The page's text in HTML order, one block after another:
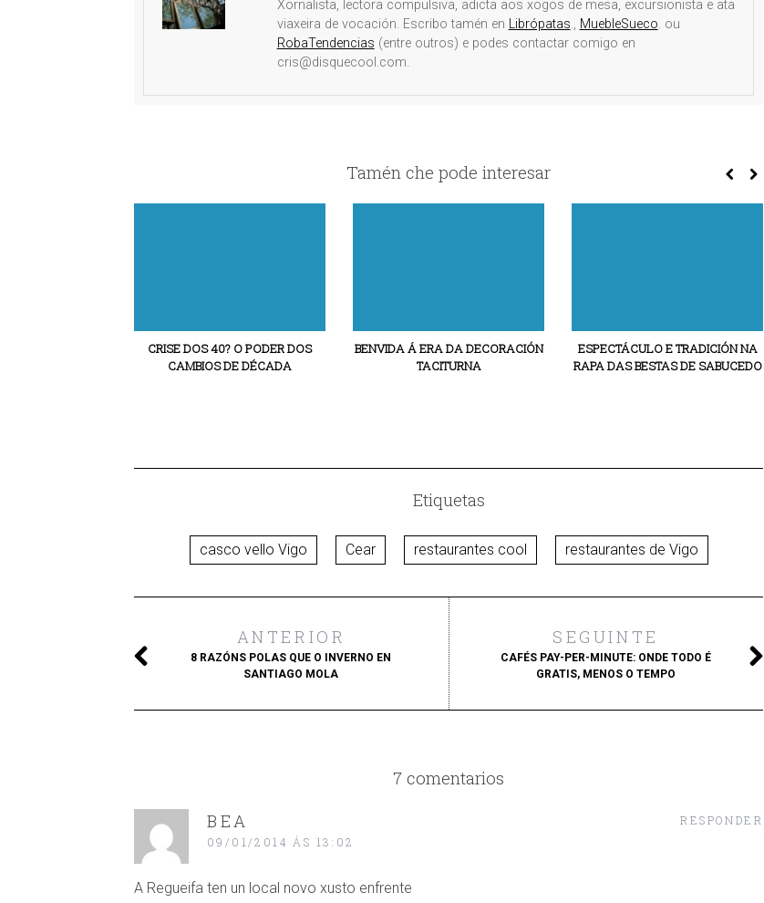
Xornalista, lectora compulsiva, adicta aos xogos de mesa, excursionista e ata
viaxeira de vocación. Escribo tamén en Librópatas., MuebleSueco. ou
RobaTendencias (entre outros) e podes contactar comigo en
cris@disquecool.com.
Tamén che pode interesar
CRISE DOS 40? O PODER DOS
CAMBIOS DE DÉCADA
BENVIDA Á ERA DA DECORACIÓN
TACITURNA
ESPECTÁCULO E TRADICIÓN NA
RAPA DAS BESTAS DE SABUCEDO
Etiquetas
casco vello Vigo Cear restaurantes cool restaurantes de Vigo
ANTERIOR
8 RAZÓNS POLAS QUE O INVERNO EN
SANTIAGO MOLA
SEGUINTE
CAFÉS PAY-PER-MINUTE: ONDE TODO É
GRATIS, MENOS O TEMPO
7 comentarios
BEA
09/01/2014 ÁS 13:02
A Regueifa ten un local novo xusto enfrente
RESPONDER